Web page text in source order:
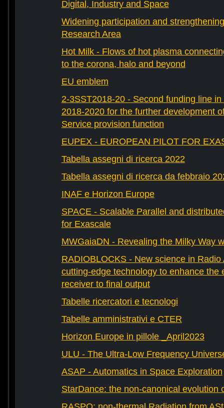
Digital, Industry and Space
Widening participation and
Research Area
Hot Milk - Flows of hot plasma
to the corona, halo and beyond
EU emblem
2-3SST2018-20 - Second funding line
2018-2020 for the further development
Service provision function
EUPEX - EUROPEAN PILOT FOR
Tabella assegni di ricerca 2022
Tabella assegni di ricerca da febbraio
INAF e Horizon Europe
SPACE - Scalable Parallel and
for Exascale
MWGaiaDN - Revealing the Milky Way
RADIOBLOCKS - New science in
cutting-edge technology to enhance the
receiver to final output
Tabelle ricercatori e tecnologi
Tabelle amministrativi e CTER
Horizon Europe in pillole _April2023
ULU - The Ultra-Low Frequency
ASAP - Automatics in Space Exploration
StarDance: the non-canonical evolution